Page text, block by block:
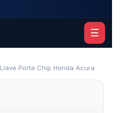
☰
Porta Chip Honda Acura